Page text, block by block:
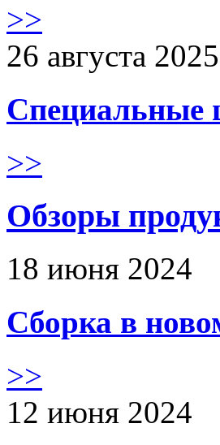
>>
26 августа
Специальные
>>
Обзоры
18 июня 2024
Сборка в
>>
12 июня 2024